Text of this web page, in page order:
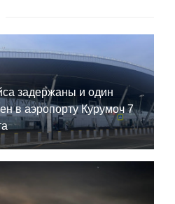
задержаны и один
в аэропорту Курумоч 7